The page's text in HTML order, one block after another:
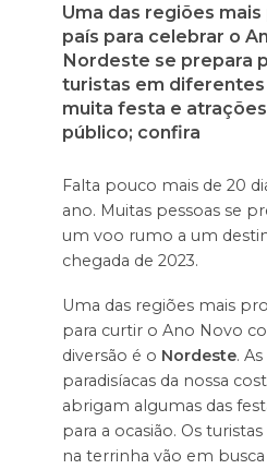
Uma das regiões
país para celebrar o
Nordeste se prepara
turistas em
muita festa e
público; confira
Falta pouco mais de 20
ano. Muitas pessoas se
um voo rumo a um
chegada de 2023.
Uma das regiões mais
para curtir o Ano Novo
diversão é o Nordeste.
paradisíacas da nossa
abrigam algumas das
para a ocasião. Os
na terrinha vão em